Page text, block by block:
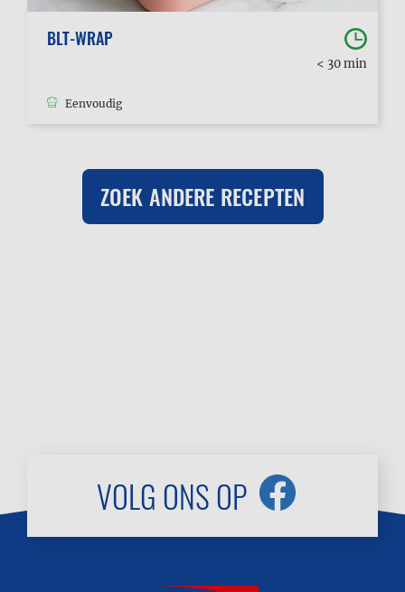
BLT-WRAP
< 30 min
Eenvoudig
ZOEK ANDERE RECEPTEN
VOLG ONS OP